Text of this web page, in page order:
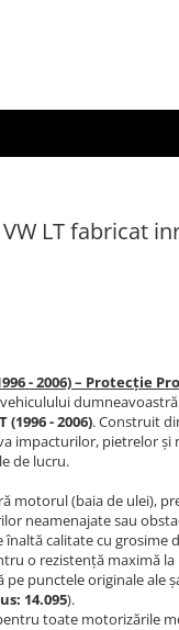
LT fabricat
- 2006) – Protecție
(1996 - 2006). Construit
impacturilor, pietrelor
de lucru.
motorul (baia de ulei),
neamenajate sau
înaltă calitate cu grosime
o rezistență maximă
pe punctele originale ale
14.095).
toate motorizările